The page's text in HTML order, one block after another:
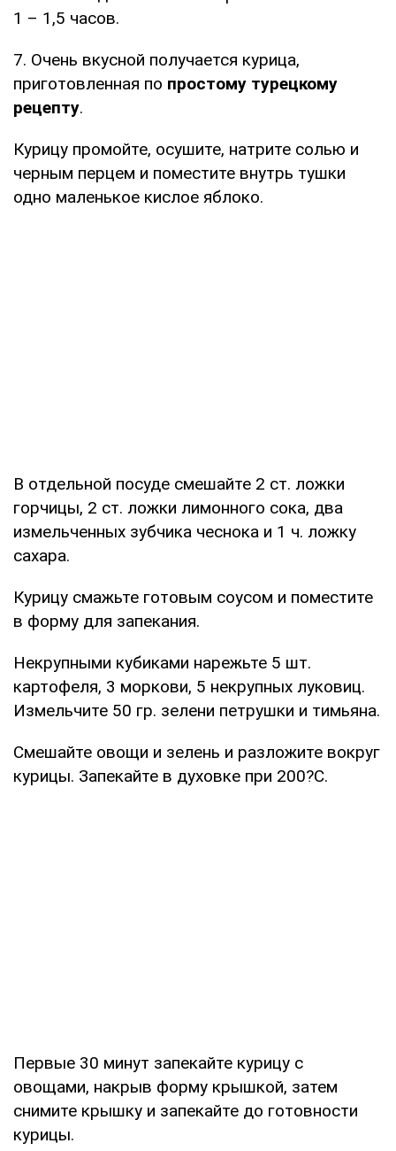
1 – 1,5 часов.
7. Очень вкусной получается курица,
приготовленная по простому турецкому
рецепту.
Курицу промойте, осушите, натрите солью и
черным перцем и поместите внутрь тушки
одно маленькое кислое яблоко.
В отдельной посуде смешайте 2 ст. ложки
горчицы, 2 ст. ложки лимонного сока, два
измельченных зубчика чеснока и 1 ч. ложку
сахара.
Курицу смажьте готовым соусом и поместите
в форму для запекания.
Некрупными кубиками нарежьте 5 шт.
картофеля, 3 моркови, 5 некрупных луковиц.
Измельчите 50 гр. зелени петрушки и тимьяна.
Смешайте овощи и зелень и разложите вокруг
курицы. Запекайте в духовке при 200?С.
Первые 30 минут запекайте курицу с
овощами, накрыв форму крышкой, затем
снимите крышку и запекайте до готовности
курицы.